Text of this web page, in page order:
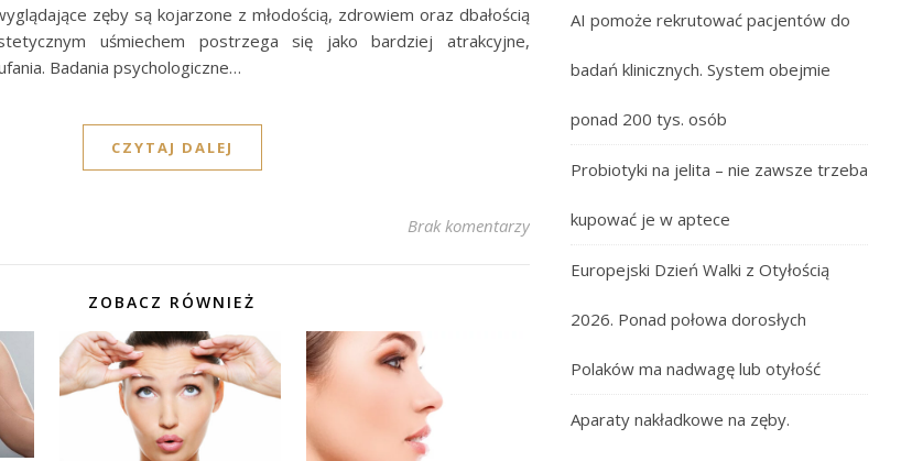
zęby są kojarzone z młodością, zdrowiem oraz dbałością
uśmiechem postrzega się jako bardziej atrakcyjne,
Badania psychologiczne…
CZYTAJ DALEJ
Brak komentarzy
ZOBACZ RÓWNIEŻ
AI pomoże rekrutować pacjentów do
badań klinicznych. System obejmie
ponad 200 tys. osób
Probiotyki na jelita – nie zawsze trzeba
kupować je w aptece
Europejski Dzień Walki z Otyłością
2026. Ponad połowa dorosłych
Polaków ma nadwagę lub otyłość
Aparaty nakładkowe na zęby.